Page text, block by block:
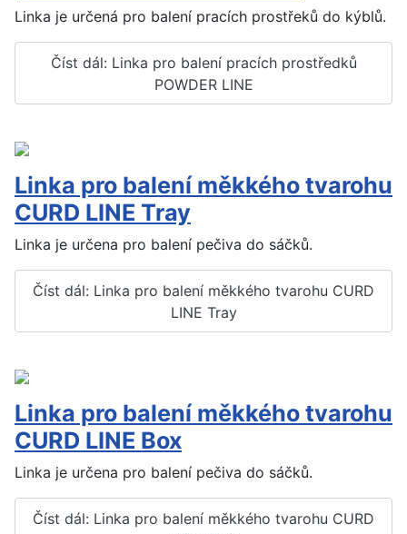
Linka je určená pro balení pracích prostřeků do kýblů.
Číst dál: Linka pro balení pracích prostředků
POWDER LINE
Linka pro balení měkkého tvarohu
CURD LINE Tray
Linka je určena pro balení pečiva do sáčků.
Číst dál: Linka pro balení měkkého tvarohu CURD
LINE Tray
Linka pro balení měkkého tvarohu
CURD LINE Box
Linka je určena pro balení pečiva do sáčků.
Číst dál: Linka pro balení měkkého tvarohu CURD